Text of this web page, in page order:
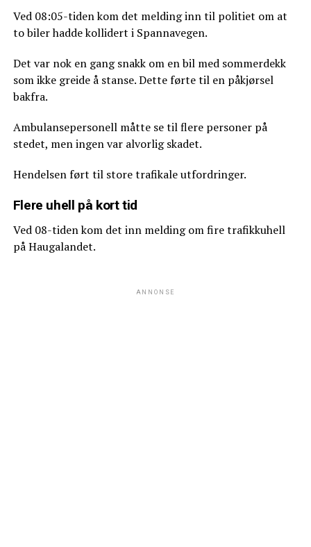
Ved 08:05-tiden kom det melding inn til politiet om at
to biler hadde kollidert i Spannavegen.
Det var nok en gang snakk om en bil med sommerdekk
som ikke greide å stanse. Dette førte til en påkjørsel
bakfra.
Ambulansepersonell måtte se til flere personer på
stedet, men ingen var alvorlig skadet.
Hendelsen ført til store trafikale utfordringer.
Flere uhell på kort tid
Ved 08-tiden kom det inn melding om fire trafikkuhell
på Haugalandet.
ANNONSE